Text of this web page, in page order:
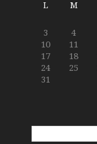
L M
3
4
10
11
17
18
24
25
31